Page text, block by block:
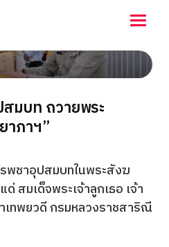
มบท ถวายพระ
าภาฯ”
พชาอุปสมบทในพระสังฆ
สมเด็จพระเจ้าลูกเธอ เจ้า
เทพยวดี กรมหลวงราชสาริณี